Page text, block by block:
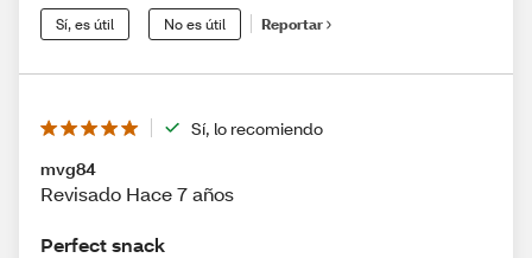
Sí, es útil No es útil Reportar
Sí, lo recomiendo
mvg84
Revisado Hace 7 años
Perfect snack